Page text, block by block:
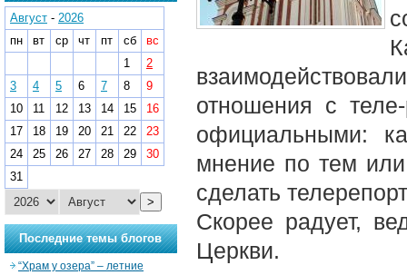
отношения с
официальными:
мнение по тем
сделать
Скорее радует,
Церкви.
Август - 2026
пн
вт ср чт пт сб
вс
1
2
3
4 5 6 7 8
9
10
11 12 13 14 15
16
17
18 19 20 21 22
23
24
25 26 27 28 29
30
31
>
Последние темы блогов
“Храм у озера” – летние